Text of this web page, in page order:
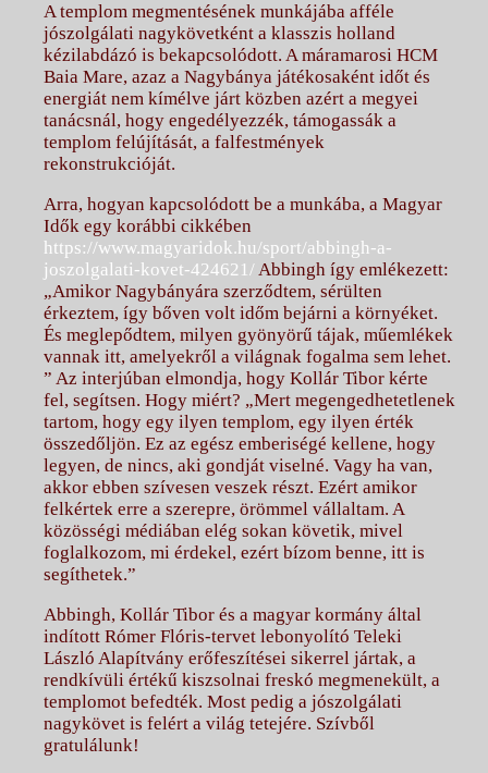
A templom megmentésének munkájába afféle
jószolgálati nagykövetként a klasszis holland
kézilabdázó is bekapcsolódott. A máramarosi HCM
Baia Mare, azaz a Nagybánya játékosaként időt és
energiát nem kímélve járt közben azért a megyei
tanácsnál, hogy engedélyezzék, támogassák a
templom felújítását, a falfestmények
rekonstrukcióját.
Arra, hogyan kapcsolódott be a munkába, a Magyar
Idők egy korábbi cikkében
https://www.magyaridok.hu/sport/abbingh-a-
joszolgalati-kovet-424621/Abbingh így emlékezett:
„Amikor Nagybányára szerződtem, sérülten
érkeztem, így bőven volt időm bejárni a környéket.
És meglepődtem, milyen gyönyörű tájak, műemlékek
vannak itt, amelyekről a világnak fogalma sem lehet.
” Az interjúban elmondja, hogy Kollár Tibor kérte
fel, segítsen. Hogy miért? „Mert megengedhetetlenek
tartom, hogy egy ilyen templom, egy ilyen érték
összedőljön. Ez az egész emberiségé kellene, hogy
legyen, de nincs, aki gondját viselné. Vagy ha van,
akkor ebben szívesen veszek részt. Ezért amikor
felkértek erre a szerepre, örömmel vállaltam. A
közösségi médiában elég sokan követik, mivel
foglalkozom, mi érdekel, ezért bízom benne, itt is
segíthetek.”
Abbingh, Kollár Tibor és a magyar kormány által
indított Rómer Flóris-tervet lebonyolító Teleki
László Alapítvány erőfeszítései sikerrel jártak, a
rendkívüli értékű kiszsolnai freskó megmenekült, a
templomot befedték. Most pedig a jószolgálati
nagykövet is felért a világ tetejére. Szívből
gratulálunk!